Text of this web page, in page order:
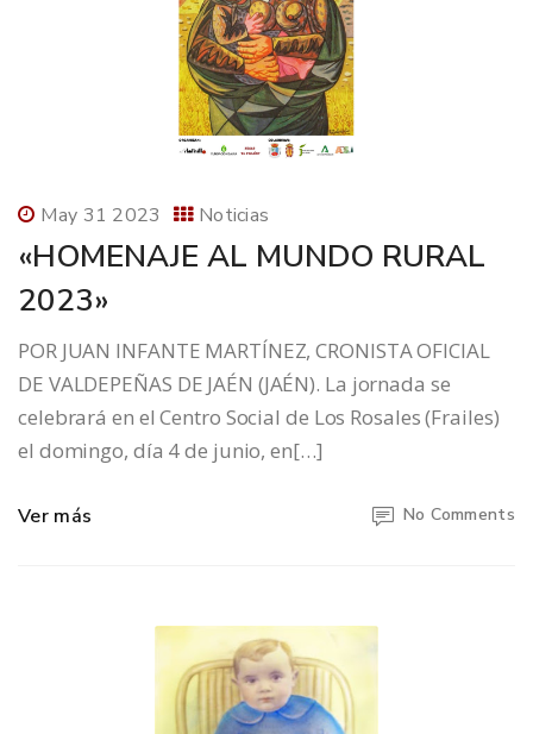
May 31 2023 Noticias
«HOMENAJE AL MUNDO RURAL
2023»
POR JUAN INFANTE MARTÍNEZ, CRONISTA OFICIAL
DE VALDEPEÑAS DE JAÉN (JAÉN). La jornada se
celebrará en el Centro Social de Los Rosales (Frailes)
el domingo, día 4 de junio, en[…]
Ver más No Comments